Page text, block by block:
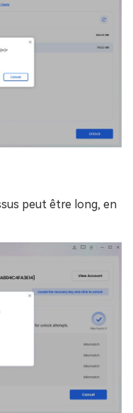
peut être long, en